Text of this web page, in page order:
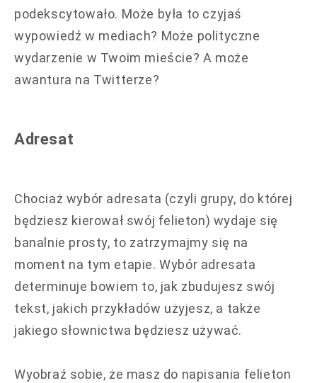
podekscytowało. Może była to czyjaś
wypowiedź w mediach? Może polityczne
wydarzenie w Twoim mieście? A może
awantura na Twitterze?
Adresat
Chociaż wybór adresata (czyli grupy, do której
będziesz kierował swój felieton) wydaje się
banalnie prosty, to zatrzymajmy się na
moment na tym etapie. Wybór adresata
determinuje bowiem to, jak zbudujesz swój
tekst, jakich przykładów użyjesz, a także
jakiego słownictwa będziesz używać.
Wyobraź sobie, że masz do napisania felieton